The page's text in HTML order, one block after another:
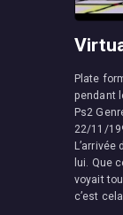
Plate
pendant
Ps2
22/11/
lui. Que
voyait
c’est